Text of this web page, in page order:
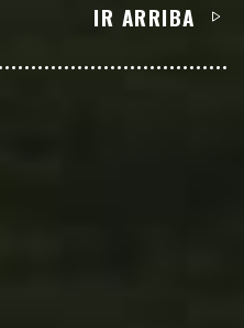
IR ARRIBA